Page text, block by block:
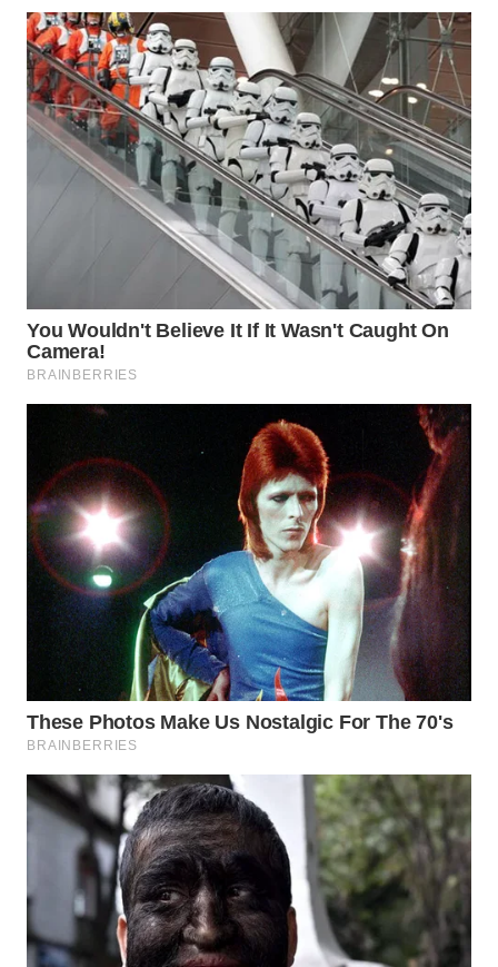
WN
BOROBUDUR
WN
MADURA
NATUNA
WN
WN
MANDALIKA
WN
LIKUPANG
WN
LABUANBAJO
WN
BORNEO
Wahana
Media
WAHANA
NEWS
WAHANA